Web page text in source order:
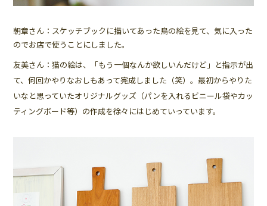
朝章さん：スケッチブックに描いてあった鳥の絵を見て、気に入った
のでお店で使うことにしました。
友美さん：猫の絵は、「もう一個なんか欲しいんだけど」と指示が出
て、何回かやりなおしもあって完成しました（笑）。最初からやりた
いなと思っていたオリジナルグッズ（パンを入れるビニール袋やカッ
ティングボード等）の作成を徐々にはじめていっています。